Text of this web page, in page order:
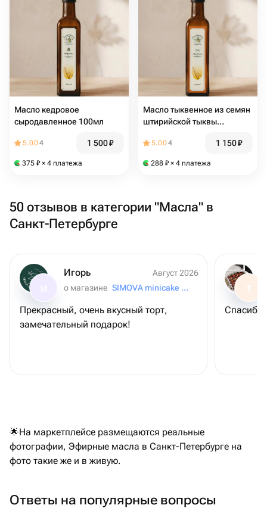
Масло кедровое
сыродавленное 100мл
5.004 1 500₽
375 ₽ × 4 платежа
Масло тыквенное из семян
штирийской тыквы
5.004 1 150₽
288 ₽ × 4 платежа
50 отзывов в категории "Масла" в
Санкт-Петербурге
Игорь
Август 2026
о магазине
SIMOVA minicake for you
Прекрасный, очень вкусный торт,
замечательный подарок!
Т
🌟На маркетплейсе размещаются реальные
фотографии, Эфирные масла в Санкт-Петербурге на
фото такие же и в живую.
Ответы на популярные вопросы